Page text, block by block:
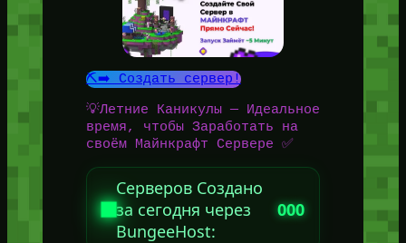
⛏️➡️ Создать сервер!
💡Летние Каникулы — Идеальное
время, чтобы Заработать на
своём Майнкрафт Сервере ✅
Серверов Создано
за сегодня через
BungeeHost:
000